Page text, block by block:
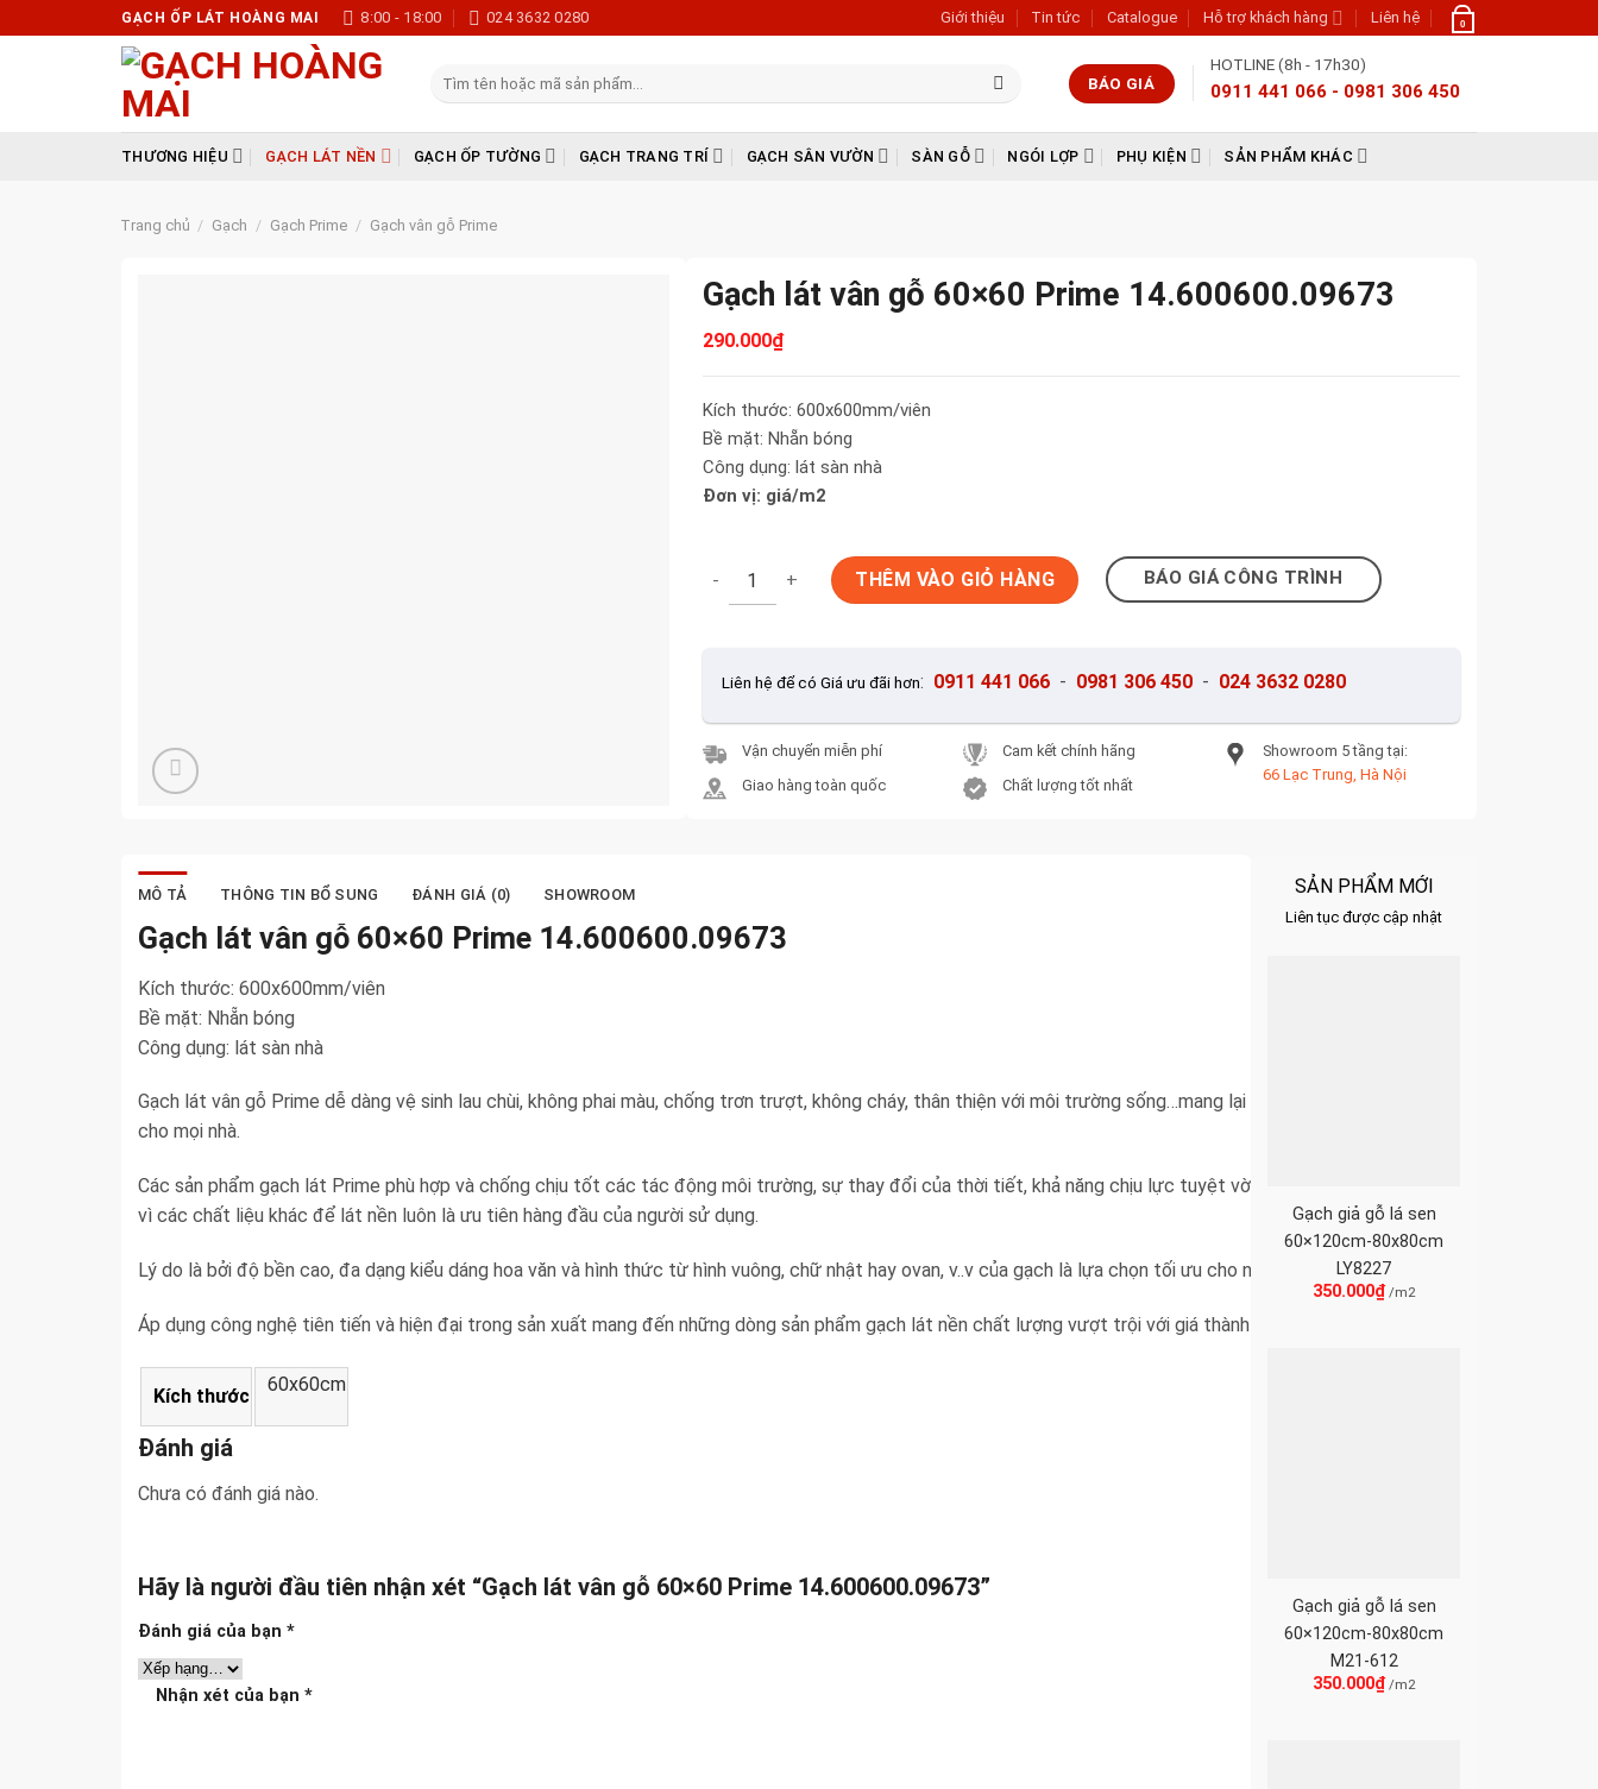
to
GẠCH ỐP LÁT HOÀNG MAI 8:00 - 18:00 024 3632 0280 Giới thiệu Tin tức Catalogue Hỗ trợ khách hàng Liên hệ 0
Tìm
BÁO GIÁ
HOTLINE (8h - 17h30)
0911 441 066 - 0981 306 450
THƯƠNG HIỆU GẠCH LÁT NỀN GẠCH ỐP TƯỜNG GẠCH TRANG TRÍ GẠCH SÂN VƯỜN SÀN GỖ NGÓI LỢP PHỤ KIỆN SẢN PHẨM KHÁC
Trang chủ / Gạch / Gạch Prime / Gạch vân gỗ Prime
Gạch lát vân gỗ 60×60 Prime 14.600600.09673
290.000₫
Kích thước: 600x600mm/viên
Bề mặt: Nhẵn bóng
Công dụng: lát sàn nhà
Đơn vị: giá/m2
Gạch lát vân gỗ 60x60 Prime 14.600600.09673 số lượng
THÊM VÀO GIỎ HÀNG BÁO GIÁ CÔNG TRÌNH
Liên hệ để có Giá ưu đãi hơn: 0911 441 066 - 0981 306 450 - 024 3632 0280
Vận chuyển miễn phí
Giao hàng toàn quốc
Cam kết chính hãng
Chất lượng tốt nhất
Showroom 5 tầng tại:
66 Lạc Trung, Hà Nội
MÔ TẢ THÔNG TIN BỔ SUNG ĐÁNH GIÁ (0) SHOWROOM
Gạch lát vân gỗ 60×60 Prime 14.600600.09673
Kích thước: 600x600mm/viên
Bề mặt: Nhẵn bóng
Công dụng: lát sàn nhà
Gạch lát vân gỗ Prime dễ dàng vệ sinh lau chùi, không phai màu, chống trơn trượt, không cháy, thân thiện với môi trường sống…mang lại không gian sống lý tưởng
cho mọi nhà.
Các sản phẩm gạch lát Prime phù hợp và chống chịu tốt các tác động môi trường, sự thay đổi của thời tiết, khả năng chịu lực tuyệt vời. Từ lâu, sử dụng gạch thay
vì các chất liệu khác để lát nền luôn là ưu tiên hàng đầu của người sử dụng.
Lý do là bởi độ bền cao, đa dạng kiểu dáng hoa văn và hình thức từ hình vuông, chữ nhật hay ovan, v..v của gạch là lựa chọn tối ưu cho nhiều quy mô dự án.
Áp dụng công nghệ tiên tiến và hiện đại trong sản xuất mang đến những dòng sản phẩm gạch lát nền chất lượng vượt trội với giá thành cạnh tranh.
Kích thước
60x60cm
Đánh giá
Chưa có đánh giá nào.
Hãy là người đầu tiên nhận xét “Gạch lát vân gỗ 60×60 Prime 14.600600.09673”
Đánh giá của bạn *
Nhận xét của bạn *
SẢN PHẨM MỚI
Liên tục được cập nhật
Gạch giả gỗ lá sen
60×120cm-80x80cm
LY8227
350.000₫ /m2
Gạch giả gỗ lá sen
60×120cm-80x80cm
M21-612
350.000₫ /m2